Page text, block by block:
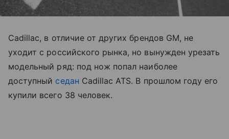
Cadillac, в отличие от других брендов GM, не
уходит с российского рынка, но вынужден урезать
модельный ряд: под нож попал наиболее
доступный седан Cadillac ATS. В прошлом году его
купили всего 38 человек.